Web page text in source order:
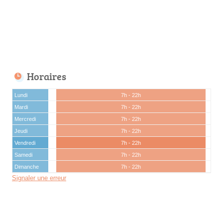
Horaires
Lundi
7h - 22h
Mardi
7h - 22h
Mercredi
7h - 22h
Jeudi
7h - 22h
Vendredi
7h - 22h
Samedi
7h - 22h
Dimanche
7h - 22h
Signaler une erreur